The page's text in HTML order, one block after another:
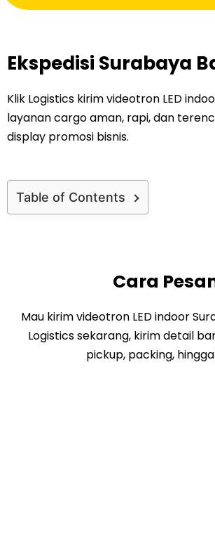
Ekspedisi Surabaya
Klik Logistics kirim videotron LED
layanan cargo aman, rapi, dan
display promosi bisnis.
Table of Contents
Cara
Mau kirim videotron LED indoor
Logistics sekarang, kirim detail
pickup, packing,